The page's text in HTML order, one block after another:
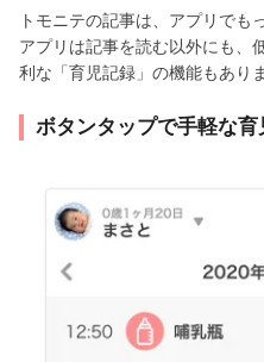
トモニテの記事は、アプリでも
アプリは記事を読む以外にも、
利な「育児記録」の機能もありま
ボタンタップで手軽な育